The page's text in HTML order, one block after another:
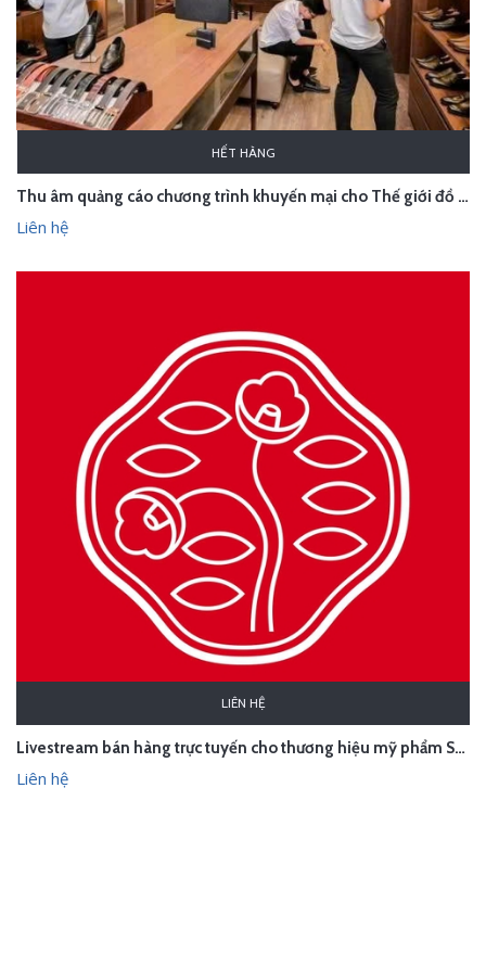
HẾT HÀNG
Thu âm quảng cáo chương trình khuyến mại cho Thế giới đồ da
Liên hệ
LIÊN HỆ
Livestream bán hàng trực tuyến cho thương hiệu mỹ phẩm Shiseido
Liên hệ